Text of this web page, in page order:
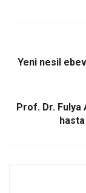
o
k
d
n
Yeni nesil
Prof. Dr. Fulya
hasta